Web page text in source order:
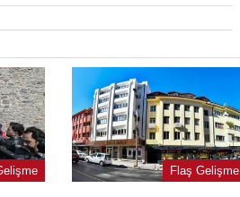
Flaş Gelişme